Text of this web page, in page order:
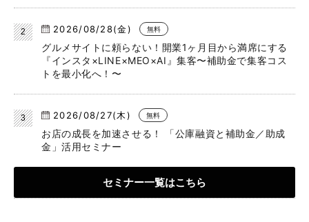
2026/08/28(金) 無料
グルメサイトに頼らない！開業1ヶ月目から満席にする
『インスタ×LINE×MEO×AI』集客〜補助金で集客コス
トを最小化へ！〜
2026/08/27(木) 無料
お店の成長を加速させる！ 「公庫融資と補助金／助成
金」活用セミナー
セミナー一覧はこちら